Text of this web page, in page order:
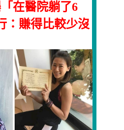
在醫院躺了6
：賺得比較少沒